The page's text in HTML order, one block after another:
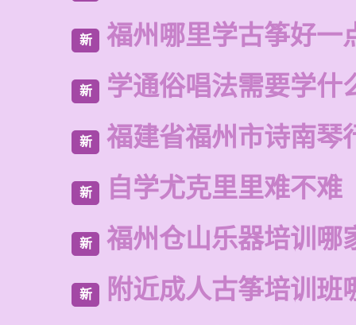
新 福州哪里学古筝好一
新 学通俗唱法需要学什
新 福建省福州市诗南琴
新 自学尤克里里难不难
新 福州仓山乐器培训哪
新 附近成人古筝培训班